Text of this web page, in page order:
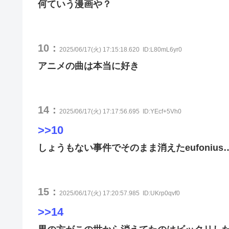
何ていう漫画や？
10： 2025/06/17(火) 17:15:18.620 ID:L80mL6yr0
アニメの曲は本当に好き
14： 2025/06/17(火) 17:17:56.695 ID:YEcf+5Vh0
>>10
しょうもない事件でそのまま消えた
15： 2025/06/17(火) 17:20:57.985 ID:UKrp0qvf0
>>14